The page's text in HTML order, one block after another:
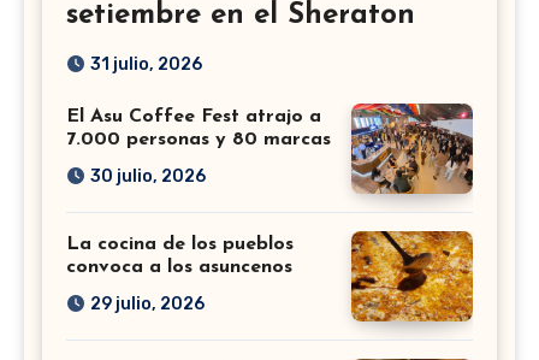
setiembre en el Sheraton
31 julio, 2026
El Asu Coffee Fest atrajo a
7.000 personas y 80 marcas
30 julio, 2026
La cocina de los pueblos
convoca a los asuncenos
29 julio, 2026